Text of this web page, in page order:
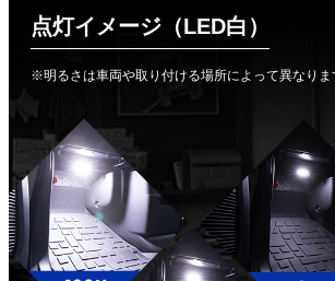
点灯イメージ（LED白）
※明るさは車両や取り付ける場所によって異なりま